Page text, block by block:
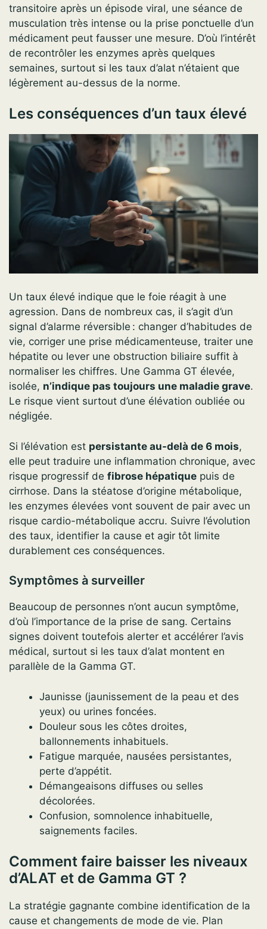
transitoire après un épisode viral, une séance de
musculation très intense ou la prise ponctuelle d’un
médicament peut fausser une mesure. D’où l’intérêt
de recontrôler les enzymes après quelques
semaines, surtout si les taux d’alat n’étaient que
légèrement au-dessus de la norme.
Les conséquences d’un taux élevé
Un taux élevé indique que le foie réagit à une
agression. Dans de nombreux cas, il s’agit d’un
signal d’alarme réversible : changer d’habitudes de
vie, corriger une prise médicamenteuse, traiter une
hépatite ou lever une obstruction biliaire suffit à
normaliser les chiffres. Une Gamma GT élevée,
isolée, n’indique pas toujours une maladie grave.
Le risque vient surtout d’une élévation oubliée ou
négligée.
Si l’élévation est persistante au-delà de 6 mois,
elle peut traduire une inflammation chronique, avec
risque progressif de fibrose hépatique puis de
cirrhose. Dans la stéatose d’origine métabolique,
les enzymes élevées vont souvent de pair avec un
risque cardio-métabolique accru. Suivre l’évolution
des taux, identifier la cause et agir tôt limite
durablement ces conséquences.
Symptômes à surveiller
Beaucoup de personnes n’ont aucun symptôme,
d’où l’importance de la prise de sang. Certains
signes doivent toutefois alerter et accélérer l’avis
médical, surtout si les taux d’alat montent en
parallèle de la Gamma GT.
Jaunisse (jaunissement de la peau et des
yeux) ou urines foncées.
Douleur sous les côtes droites,
ballonnements inhabituels.
Fatigue marquée, nausées persistantes,
perte d’appétit.
Démangeaisons diffuses ou selles
décolorées.
Confusion, somnolence inhabituelle,
saignements faciles.
Comment faire baisser les niveaux
d’ALAT et de Gamma GT ?
La stratégie gagnante combine identification de la
cause et changements de mode de vie. Plan